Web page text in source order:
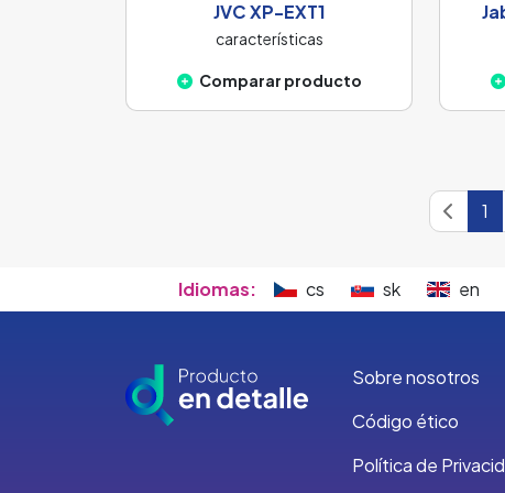
JVC XP-EXT1
características
Comparar producto
1
Idiomas: cs sk en
Sobre nosotros
Código ético
Política de